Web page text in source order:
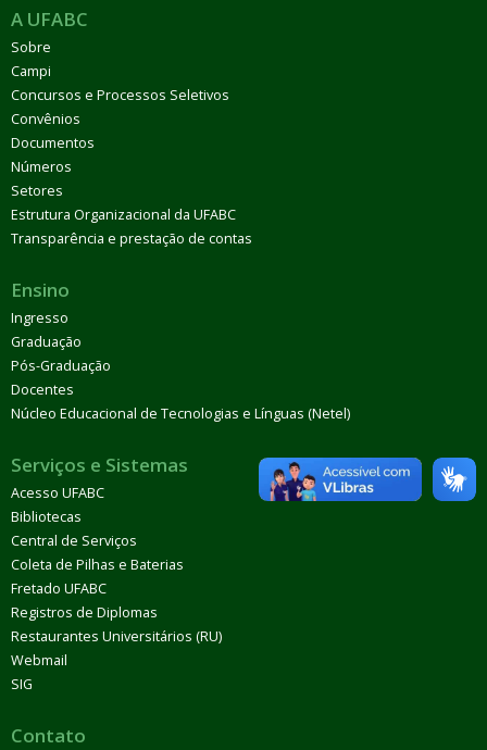
A UFABC
Sobre
Campi
Concursos e Processos Seletivos
Convênios
Documentos
Números
Setores
Estrutura Organizacional da UFABC
Transparência e prestação de contas
Ensino
Ingresso
Graduação
Pós-Graduação
Docentes
Núcleo Educacional de Tecnologias e Línguas (Netel)
Serviços e Sistemas
Acesso UFABC
Bibliotecas
Central de Serviços
Coleta de Pilhas e Baterias
Fretado UFABC
Registros de Diplomas
Restaurantes Universitários (RU)
Webmail
SIG
Contato